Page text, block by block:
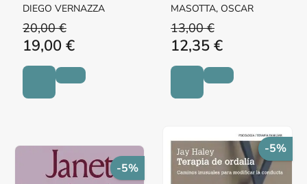
DIEGO VERNAZZA
20,00 €
19,00 €
psicoanálisis
MASOTTA, OSCAR
13,00 €
12,35 €
-5%
-5%